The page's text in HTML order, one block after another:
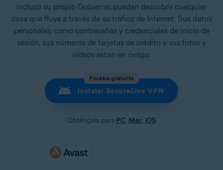
incluso su propio Gobierno, pueden descubrir cualquier
cosa que fluya a través de su tráfico de Internet. Sus datos
personales, como contraseñas y credenciales de inicio de
sesión, sus números de tarjetas de crédito y sus fotos y
vídeos están en riesgo.
Prueba gratuita
Instalar SecureLine VPN
Obténgalo para PC, Mac, iOS